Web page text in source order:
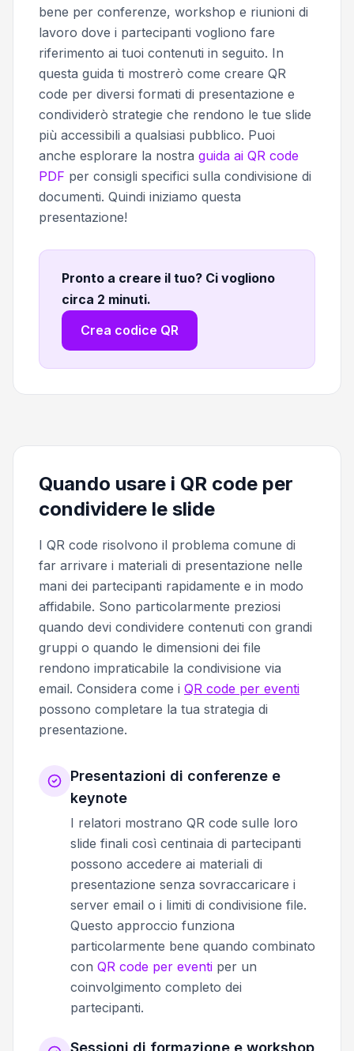
bene per conferenze, workshop e riunioni di
lavoro dove i partecipanti vogliono fare
riferimento ai tuoi contenuti in seguito. In
questa guida ti mostrerò come creare QR
code per diversi formati di presentazione e
condividerò strategie che rendono le tue slide
più accessibili a qualsiasi pubblico. Puoi
anche esplorare la nostra guida ai QR code
PDF per consigli specifici sulla condivisione di
documenti. Quindi iniziamo questa
presentazione!
Pronto a creare il tuo? Ci vogliono
circa 2 minuti.
Crea codice QR
Quando usare i QR code per
condividere le slide
I QR code risolvono il problema comune di
far arrivare i materiali di presentazione nelle
mani dei partecipanti rapidamente e in modo
affidabile. Sono particolarmente preziosi
quando devi condividere contenuti con grandi
gruppi o quando le dimensioni dei file
rendono impraticabile la condivisione via
email. Considera come i QR code per eventi
possono completare la tua strategia di
presentazione.
Presentazioni di conferenze e
keynote
I relatori mostrano QR code sulle loro
slide finali così centinaia di partecipanti
possono accedere ai materiali di
presentazione senza sovraccaricare i
server email o i limiti di condivisione file.
Questo approccio funziona
particolarmente bene quando combinato
con QR code per eventi per un
coinvolgimento completo dei
partecipanti.
Sessioni di formazione e workshop